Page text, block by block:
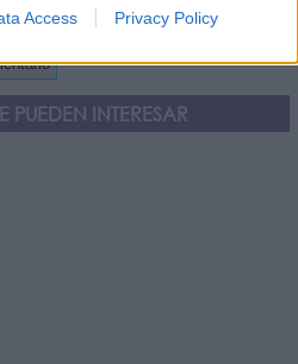
Access Privacy Policy
y la política de privacidad
PUEDEN INTERESAR